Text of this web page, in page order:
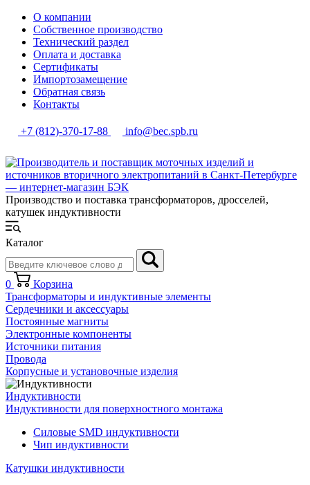
О компании
Собственное производство
Технический раздел
Оплата и доставка
Сертификаты
Импортозамещение
Обратная связь
Контакты
+7 (812)-370-17-88 info@bec.spb.ru
Производство и поставка трансформаторов, дросселей,
катушек индуктивности
Каталог
0
Корзина
Трансформаторы и индуктивные элементы
Сердечники и аксессуары
Постоянные магниты
Электронные компоненты
Источники питания
Провода
Корпусные и установочные изделия
Индуктивности
Индуктивности для поверхностного монтажа
Силовые SMD индуктивности
Чип индуктивности
Катушки индуктивности